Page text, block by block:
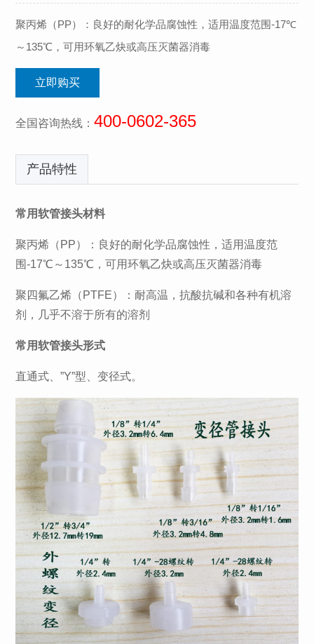
聚丙烯（PP）：良好的耐化学品腐蚀性，适用温度范围-17℃
～135℃，可用环氧乙炔或高压灭菌器消毒
立即购买
全国咨询热线：400-0602-365
产品特性
常用软管接头材料
聚丙烯（PP）：良好的耐化学品腐蚀性，适用温度范
围-17℃～135℃，可用环氧乙炔或高压灭菌器消毒
聚四氟乙烯（PTFE）：耐高温，抗酸抗碱和各种有机溶
剂，几乎不溶于所有的溶剂
常用软管接头形式
直通式、”Y”型、变径式。